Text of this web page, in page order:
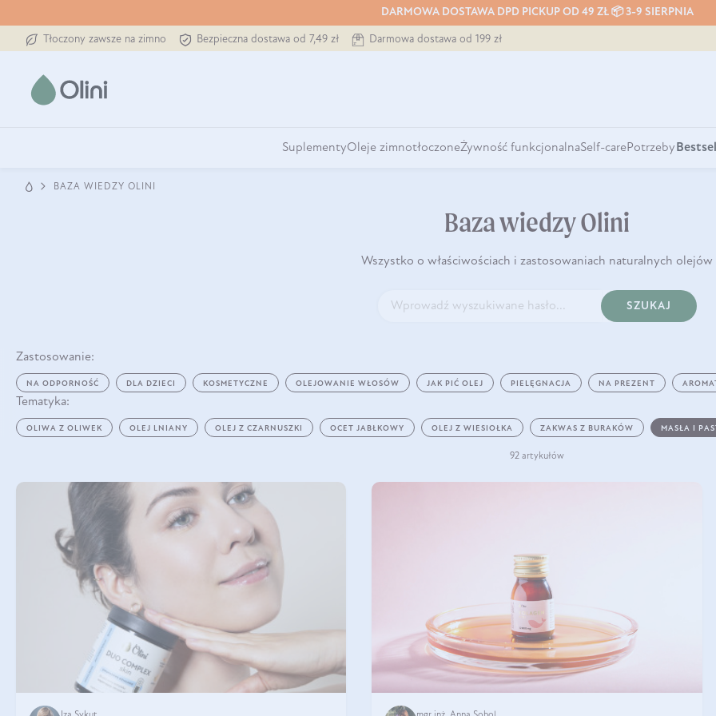
DARMOWA DOSTAWA DPD PICKUP OD 49 ZŁ 📦 3-9 SIERPNIA
Tłoczony zawsze na zimno Bezpieczna dostawa od 7,49 zł Darmowa dostawa od 199 zł
SuplementyOleje zimnotłoczoneŻywność funkcjonalnaSelf-carePotrzeby
BAZA WIEDZY OLINI
Baza wiedzy Olini
Wszystko o właściwościach i zastosowaniach naturalnych olejów
SZUKAJ
Zastosowanie:
NA ODPORNOŚĆ DLA DZIECI KOSMETYCZNE OLEJOWANIE WŁOSÓW JAK PIĆ OLEJ PIELĘGNACJA NA PREZENT
Tematyka:
OLIWA Z OLIWEK OLEJ LNIANY OLEJ Z CZARNUSZKI OCET JABŁKOWY OLEJ Z WIESIOŁKA ZAKWAS Z BURAKÓW MASŁA I
92 artykułów